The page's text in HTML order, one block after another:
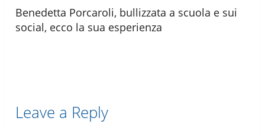
Benedetta Porcaroli, bullizzata a scuola e sui
social, ecco la sua esperienza
Leave a Reply